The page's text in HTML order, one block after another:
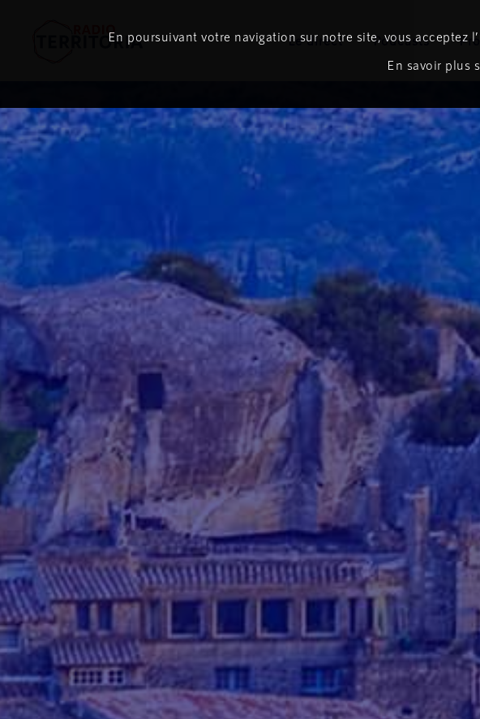
Le direct Podcasts
En poursuivant votre navigation sur notre site, vous acceptez
En savoir plus